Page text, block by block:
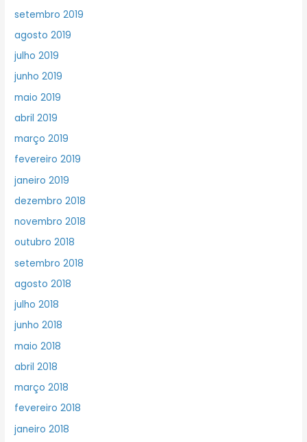
setembro 2019
agosto 2019
julho 2019
junho 2019
maio 2019
abril 2019
março 2019
fevereiro 2019
janeiro 2019
dezembro 2018
novembro 2018
outubro 2018
setembro 2018
agosto 2018
julho 2018
junho 2018
maio 2018
abril 2018
março 2018
fevereiro 2018
janeiro 2018